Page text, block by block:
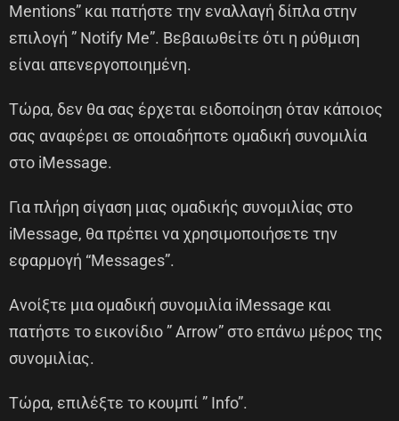
Mentions” και πατήστε την εναλλαγή δίπλα στην
επιλογή ” Notify Me”. Βεβαιωθείτε ότι η ρύθμιση
είναι απενεργοποιημένη.
Τώρα, δεν θα σας έρχεται ειδοποίηση όταν κάποιος
σας αναφέρει σε οποιαδήποτε ομαδική συνομιλία
στο iMessage.
Για πλήρη σίγαση μιας ομαδικής συνομιλίας στο
iΜessage, θα πρέπει να χρησιμοποιήσετε την
εφαρμογή “Messages”.
Ανοίξτε μια ομαδική συνομιλία iMessage και
πατήστε το εικονίδιο ” Arrow” στο επάνω μέρος της
συνομιλίας.
Τώρα, επιλέξτε το κουμπί ” Info”.